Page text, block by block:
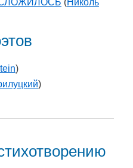
СЛОЖИЛОСЬ (Николь
)
)